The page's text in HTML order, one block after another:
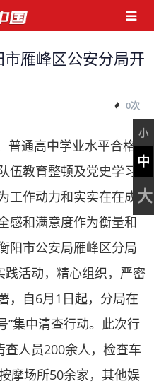
市雁峰区公安分局开
0次
小
中
大
通高中学业水平合格
伍教育整顿及党史学习
工作动力和实实在在成
感和满意度作为衡量和
阳市公安局雁峰区分局
践活动，精心组织，严密
，自6月1日起，分局在
”集中清查行动。此次行
人员200余人，检查车
摩场所50余家，其他娱